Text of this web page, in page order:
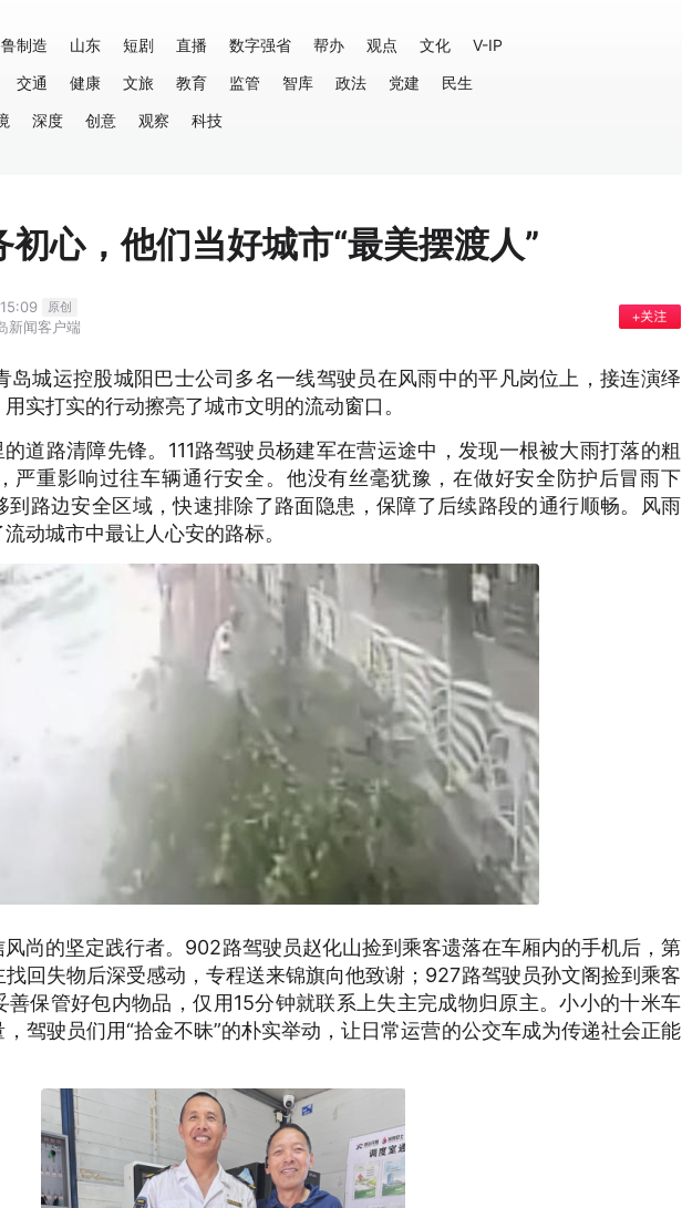
制造 山东 短剧 直播 数字强省 帮办 观点 文化
V-IP
交通 健康 文旅 教育 监管 智库 政法 党建
民生
深度 创意 观察 科技
心，他们当好城市“最美摆渡人”
原创
新闻客户端
岛城运控股城阳巴士公司多名一线驾驶员在风雨中的平凡岗位上，接连演绎
实打实的行动擦亮了城市文明的流动窗口。
道路清障先锋。111路驾驶员杨建军在营运途中，发现一根被大雨打落的粗
严重影响过往车辆通行安全。他没有丝毫犹豫，在做好安全防护后冒雨下
到路边安全区域，快速排除了路面隐患，保障了后续路段的通行顺畅。风雨
动城市中最让人心安的路标。
尚的坚定践行者。902路驾驶员赵化山捡到乘客遗落在车厢内的手机后，第
回失物后深受感动，专程送来锦旗向他致谢；927路驾驶员孙文阁捡到乘客
善保管好包内物品，仅用15分钟就联系上失主完成物归原主。小小的十米车
驾驶员们用“拾金不昧”的朴实举动，让日常运营的公交车成为传递社会正能